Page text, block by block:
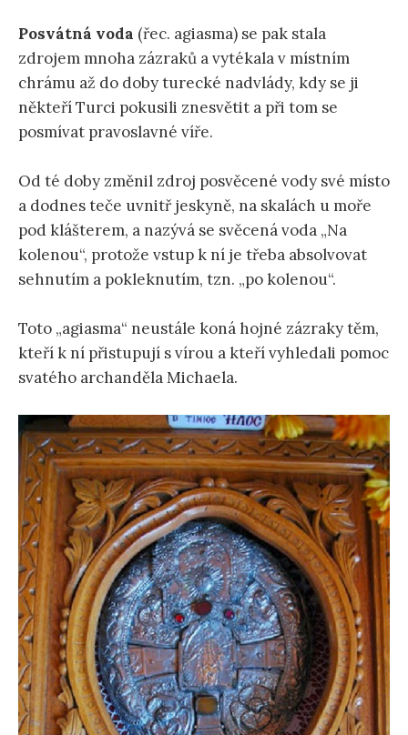
Posvátná voda (řec. agiasma) se pak stala
zdrojem mnoha zázraků a vytékala v místním
chrámu až do doby turecké nadvlády, kdy se ji
někteří Turci pokusili znesvětit a při tom se
posmívat pravoslavné víře.
Od té doby změnil zdroj posvěcené vody své místo
a dodnes teče uvnitř jeskyně, na skalách u moře
pod klášterem, a nazývá se svěcená voda „Na
kolenou“, protože vstup k ní je třeba absolvovat
sehnutím a pokleknutím, tzn. „po kolenou“.
Toto „agiasma“ neustále koná hojné zázraky těm,
kteří k ní přistupují s vírou a kteří vyhledali pomoc
svatého archanděla Michaela.